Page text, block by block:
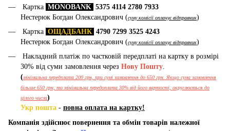
Картка MONOBANK 5375 4114 2780 7933
Нестерюк Богдан Олександрович (суму комісії оплачує відправник)
Картка ОЩАДБАНК 4790 7299 3525 4243
Нестерюк Богдан Олександрович (суму комісії оплачує відправник)
Накладний платіж по частковій передплаті на картку в розмірі
30% від суми замовлення через Нову Пошту.
(мінімальна передплата 200 грн, при сумі замовлення до 650 грн. Якщо сума замовлення
більше 650 грн, то мінімальна передоплата 30% від його вартості, округлюється до
цілого числа)
Укр пошта - повна оплата на картку!
Компанія здійснює повернення та обмін товарів належної